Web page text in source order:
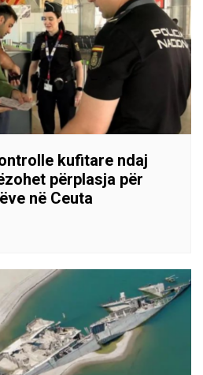
kufitare ndaj
përplasja për
në Ceuta